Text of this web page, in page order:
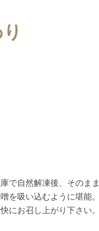
で自然解凍後、そのま
を吸い込むように堪能
にお召し上がり下さい。